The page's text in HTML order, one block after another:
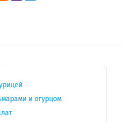
и огурцом